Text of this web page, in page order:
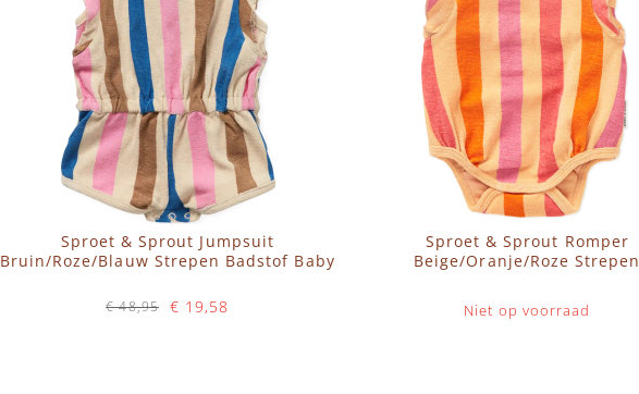
Sproet & Sprout Jumpsuit
Bruin/Roze/Blauw Strepen Badstof Baby
€ 19,58
€ 48,95
Sproet & Sprout Romper
Beige/Oranje/Roze Strepen
Niet op voorraad